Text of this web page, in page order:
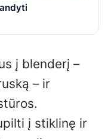
į blenderį –
– ir
į stiklinę ir